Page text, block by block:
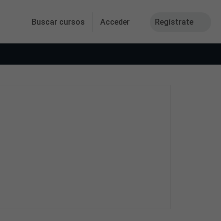
Buscar cursos Acceder Regístrate